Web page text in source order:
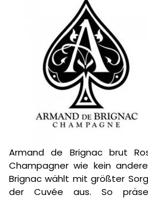
Armand de Brignac brut
Champagner wie kein
Brignac wählt mit größter
der Cuvée aus. So